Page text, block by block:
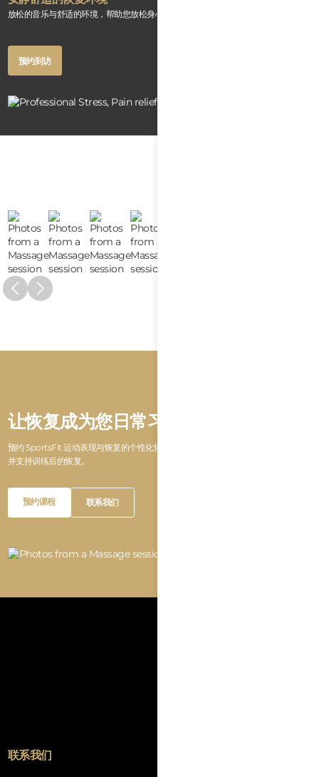
放松的音乐与舒适的环境，帮助您放松身心、恢复能量。
Button
预约到访
预约到访
让恢复成为您日常习惯的一部分
预约 SportsFit 运动表现与恢复的个性化恢复课程，帮助提升灵活性、放松身心，
并支持训练后的恢复。
Book
Book
预约课程
预约课程
Button
联系我们
联系我们
联系我们